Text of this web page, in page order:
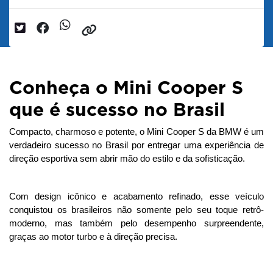
Conheça o Mini Cooper S
que é sucesso no Brasil
Compacto, charmoso e potente, o Mini Cooper S da BMW é um
verdadeiro sucesso no Brasil por entregar uma experiência de
direção esportiva sem abrir mão do estilo e da sofisticação.
Com design icônico e acabamento refinado, esse veículo
conquistou os brasileiros não somente pelo seu toque retrô-
moderno, mas também pelo desempenho surpreendente,
graças ao motor turbo e à direção precisa.